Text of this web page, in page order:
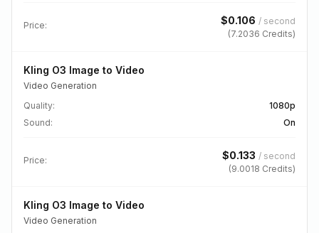
Price: $0.106 / second
(7.2036 Credits)
Kling O3 Image to Video
Video Generation
Quality:
1080p
Sound: On
Price: $0.133 / second
(9.0018 Credits)
Kling O3 Image to Video
Video Generation